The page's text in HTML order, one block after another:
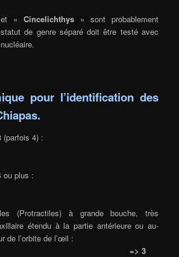
« Cincelichthys » sont probablement
de genre séparé doit être testé avec
pour l’identification des
anales 3 (parfois 4) :
anales 4 ou plus :
(Protractiles) à grande bouche, très
étendu à la partie antérieure ou au-
de l’orbite de l’œil :
=> 3